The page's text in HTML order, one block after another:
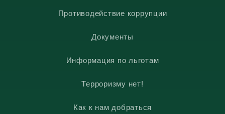
Противодействие коррупции
Документы
Информация по льготам
Терроризму нет!
Как к нам добраться